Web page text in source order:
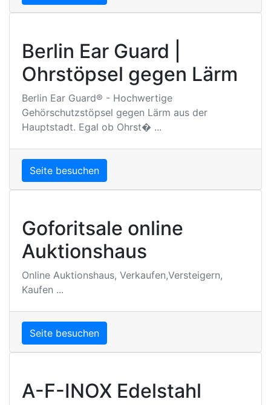
Berlin Ear Guard |
Ohrstöpsel gegen Lärm
Berlin Ear Guard® - Hochwertige
Gehörschutzstöpsel gegen Lärm aus der
Hauptstadt. Egal ob Ohrst� ...
Seite besuchen
Goforitsale online
Auktionshaus
Online Auktionshaus, Verkaufen,Versteigern,
Kaufen ...
Seite besuchen
A-F-INOX Edelstahl